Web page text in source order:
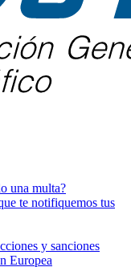
una multa?
te notifiquemos tus
y sanciones
Europea